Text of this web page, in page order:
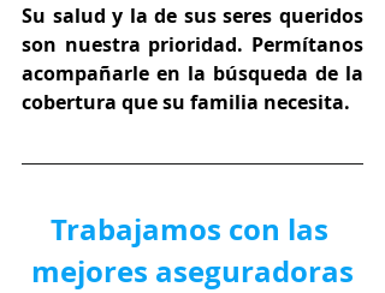
Su salud y la de sus seres queridos
son nuestra prioridad. Permítanos
acompañarle en la búsqueda de la
cobertura que su familia necesita.
Trabajamos con las
mejores aseguradoras